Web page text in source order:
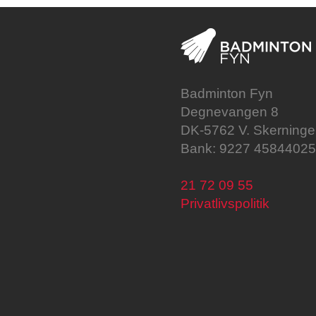
Badminton Fyn
Degnevangen 8
DK-5762 V. Skerninge
Bank: 9227
21 72 09 55
Privatlivspolitik